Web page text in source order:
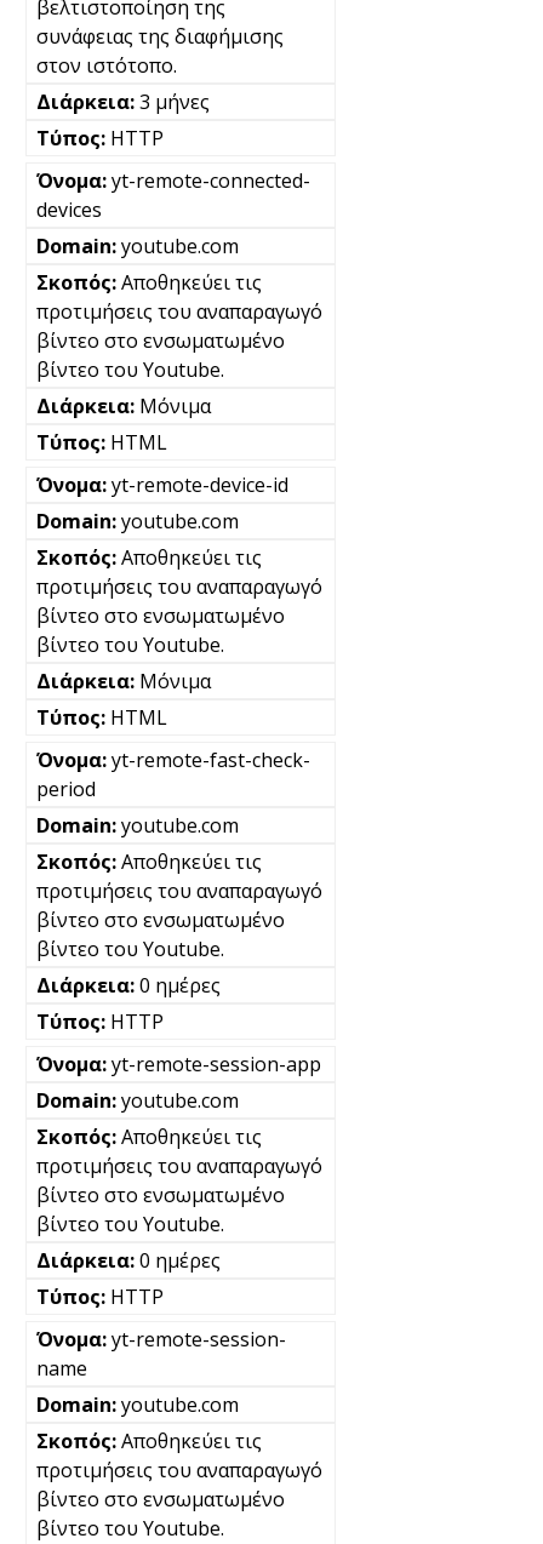
βελτιστοποίηση της
συνάφειας της διαφήμισης
στον ιστότοπο.
3 μήνες
HTTP
yt-remote-connected-
devices
youtube.com
Αποθηκεύει τις
προτιμήσεις του αναπαραγωγό
βίντεο στο ενσωματωμένο
βίντεο του Youtube.
Μόνιμα
HTML
yt-remote-device-id
youtube.com
Αποθηκεύει τις
προτιμήσεις του αναπαραγωγό
βίντεο στο ενσωματωμένο
βίντεο του Youtube.
Μόνιμα
HTML
yt-remote-fast-check-
period
youtube.com
Αποθηκεύει τις
προτιμήσεις του αναπαραγωγό
βίντεο στο ενσωματωμένο
βίντεο του Youtube.
0 ημέρες
HTTP
yt-remote-session-app
youtube.com
Αποθηκεύει τις
προτιμήσεις του αναπαραγωγό
βίντεο στο ενσωματωμένο
βίντεο του Youtube.
0 ημέρες
HTTP
yt-remote-session-
name
youtube.com
Αποθηκεύει τις
προτιμήσεις του αναπαραγωγό
βίντεο στο ενσωματωμένο
βίντεο του Youtube.